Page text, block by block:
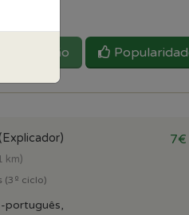
Reputação
km)
(3º ciclo)
português,
7€